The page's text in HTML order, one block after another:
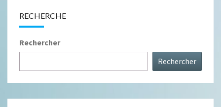
RECHERCHE
Rechercher
Rechercher